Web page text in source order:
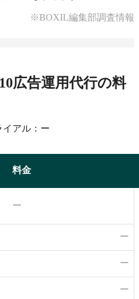
※BOXIL編集部調査情報
広告運用代行の料
イアル：ー
料金
ー
ー
ー
ー